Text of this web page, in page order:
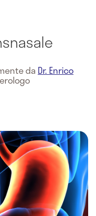
da Dr. Enrico